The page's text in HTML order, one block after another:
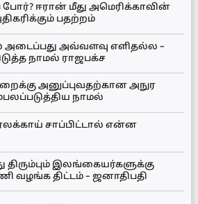
போர்? ஈரான் மீது அமெரிக்காவின்
பதற்றம்
அவ்வளவு எளிதல்ல –
நாமல் ராஜபக்ச
அனுப்புவதற்கான அநுர
நாமல்
சாப்பிட்டால் என்ன
திரும்பும் இலங்கையர்களுக்கு
வழங்க திட்டம் – ஜனாதிபதி